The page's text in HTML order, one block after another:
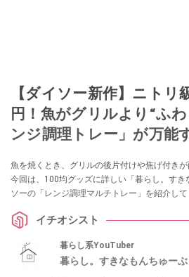
【ダイソー新作】ニト
円！魚がグリルより“ふ
ンジ調理トレー」が万能
魚を焼くとき、グリルの後片付けや焦げ付き
今回は、100均グッズに詳しい「暮らし。すき
ソーの「レンジ調理マルチトレー」を紹介して
イチオシスト
暮らし系YouTuber
暮らし。すきなもんちゅーぶ